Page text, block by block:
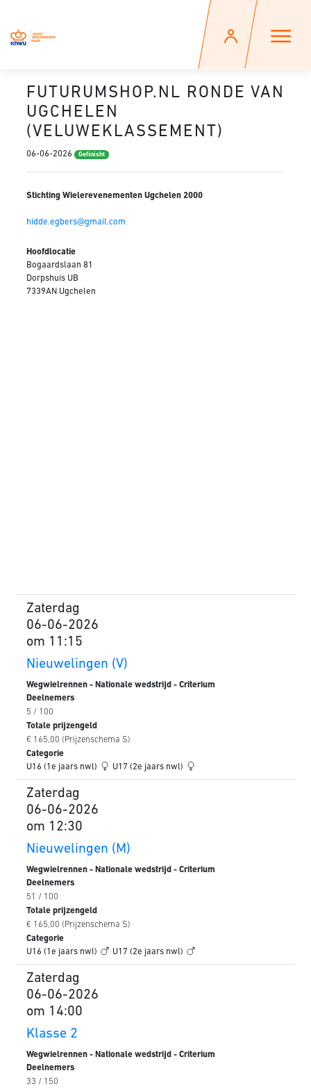
FUTURUMSHOP.NL RONDE VAN
UGCHELEN
(VELUWEKLASSEMENT)
06-06-2026 Gefinisht
Stichting Wielerevenementen Ugchelen 2000
hidde.egbers@gmail.com
Hoofdlocatie
Bogaardslaan 81
Dorpshuis UB
7339AN Ugchelen
Zaterdag
06-06-2026
om 11:15
Nieuwelingen (V)
Wegwielrennen - Nationale wedstrijd - Criterium
Deelnemers
5 / 100
Totale prijzengeld
€ 165,00 (Prijzenschema S)
Categorie
U16 (1e jaars nwl)
U17 (2e jaars nwl)
Zaterdag
06-06-2026
om 12:30
Nieuwelingen (M)
Wegwielrennen - Nationale wedstrijd - Criterium
Deelnemers
51 / 100
Totale prijzengeld
€ 165,00 (Prijzenschema S)
Categorie
U16 (1e jaars nwl)
U17 (2e jaars nwl)
Zaterdag
06-06-2026
om 14:00
Klasse 2
Wegwielrennen - Nationale wedstrijd - Criterium
Deelnemers
33 / 150